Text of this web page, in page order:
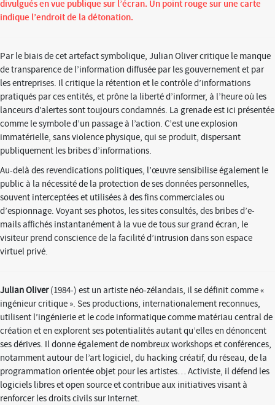
divulgués en vue publique sur l’écran. Un point rouge sur une carte
indique l’endroit de la détonation.
Par le biais de cet artefact symbolique, Julian Oliver critique le manque
de transparence de l’information diffusée par les gouvernement et par
les entreprises. Il critique la rétention et le contrôle d’informations
pratiqués par ces entités, et prône la liberté d’informer, à l’heure où les
lanceurs d’alertes sont toujours condamnés. La grenade est ici présentée
comme le symbole d’un passage à l’action. C’est une explosion
immatérielle, sans violence physique, qui se produit, dispersant
publiquement les bribes d’informations.
Au-delà des revendications politiques, l’œuvre sensibilise également le
public à la nécessité de la protection de ses données personnelles,
souvent interceptées et utilisées à des fins commerciales ou
d’espionnage. Voyant ses photos, les sites consultés, des bribes d’e-
mails affichés instantanément à la vue de tous sur grand écran, le
visiteur prend conscience de la facilité d’intrusion dans son espace
virtuel privé.
Julian Oliver(1984-) est un artiste néo-zélandais, il se définit comme «
ingénieur critique ». Ses productions, internationalement reconnues,
utilisent l’ingénierie et le code informatique comme matériau central de
création et en explorent ses potentialités autant qu’elles en dénoncent
ses dérives. Il donne également de nombreux workshops et conférences,
notamment autour de l’art logiciel, du hacking créatif, du réseau, de la
programmation orientée objet pour les artistes… Activiste, il défend les
logiciels libres et open source et contribue aux initiatives visant à
renforcer les droits civils sur Internet.